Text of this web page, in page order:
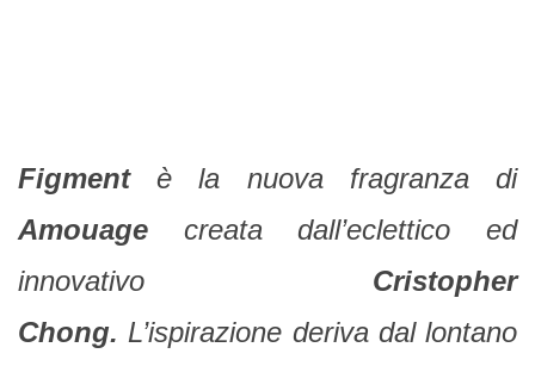
Figmentè la nuova fragranza di
Amouage creata dall’eclettico ed
innovativo Cristopher
Chong. L’ispirazione deriva dal lontano